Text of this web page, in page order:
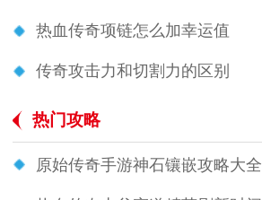
热血传奇项链怎么加幸运值
传奇攻击力和切割力的区别
热门攻略
原始传奇手游神石镶嵌攻略大全